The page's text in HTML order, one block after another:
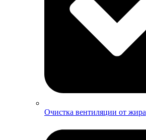
Очистка вентиляции от жира